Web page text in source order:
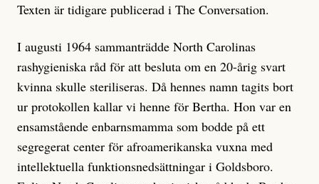
Texten är tidigare publicerad i The Conversation.
I augusti 1964 sammanträdde North Carolinas
rashygieniska råd för att besluta om en 20-årig svart
kvinna skulle steriliseras. Då hennes namn tagits bort
ur protokollen kallar vi henne för Bertha. Hon var en
ensamstående enbarnsmamma som bodde på ett
segregerat center för afroamerikanska vuxna med
intellektuella funktionsnedsättningar i Goldsboro.